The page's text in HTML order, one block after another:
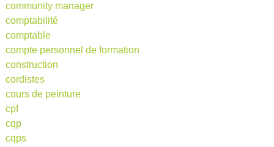
community manager
comptabilité
comptable
compte personnel de formation
construction
cordistes
cours de peinture
cpf
cqp
cqps